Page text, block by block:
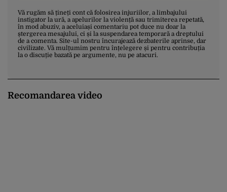
Vă rugăm să țineți cont că folosirea injuriilor, a limbajului
instigator la ură, a apelurilor la violență sau trimiterea repetată,
în mod abuziv, a aceluiași comentariu pot duce nu doar la
ștergerea mesajului, ci și la suspendarea temporară a dreptului
de a comenta. Site-ul nostru încurajează dezbaterile aprinse, dar
civilizate. Vă mulțumim pentru înțelegere și pentru contribuția
la o discuție bazată pe argumente, nu pe atacuri.
Recomandarea video